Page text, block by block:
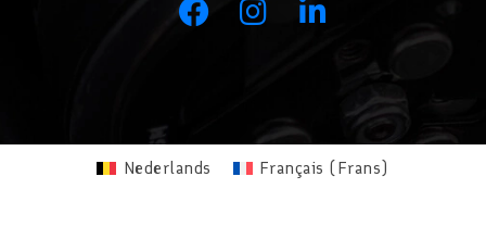
Nederlands Français (Frans)